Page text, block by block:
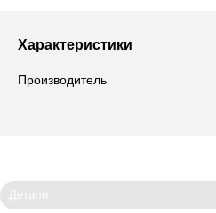
Характеристики
Производитель
Детали